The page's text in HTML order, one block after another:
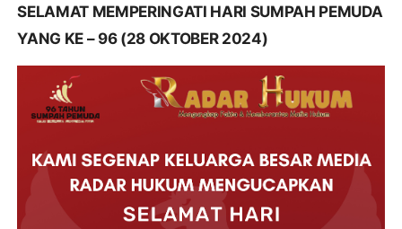
SELAMAT MEMPERINGATI HARI SUMPAH PEMUDA
YANG KE – 96 (28 OKTOBER 2024)